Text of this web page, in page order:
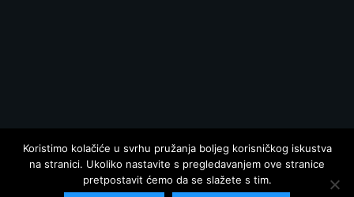
Koristimo kolačiće u svrhu pružanja boljeg korisničkog iskustva
na stranici. Ukoliko nastavite s pregledavanjem ove stranice
pretpostavit ćemo da se slažete s tim.